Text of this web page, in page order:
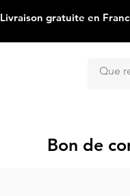
Livraison gratuite en
Bon de